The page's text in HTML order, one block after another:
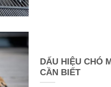
DẤU HIỆU CHÓ
CẦN BIẾT